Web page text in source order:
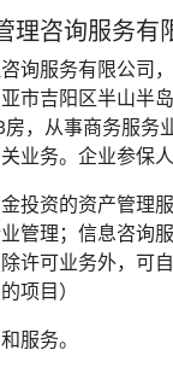
理咨询服务有
询服务有限公司
市吉阳区半山半
，从事商务服务
业务。企业参保人
投资的资产管理
管理；信息咨询
许可业务外，可
项目）
服务。